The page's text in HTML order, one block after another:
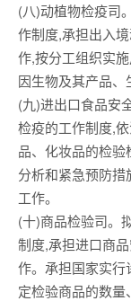
(八)动植物检疫司
作制度,承担出入
作,按分工组织实
因生物及其产品、
(九)进出口食品安
检疫的工作制度,
品、化妆品的检
分析和紧急预防
工作。
(十)商品检验司。
制度,承担进口商
作。承担国家实行
定检验商品的数